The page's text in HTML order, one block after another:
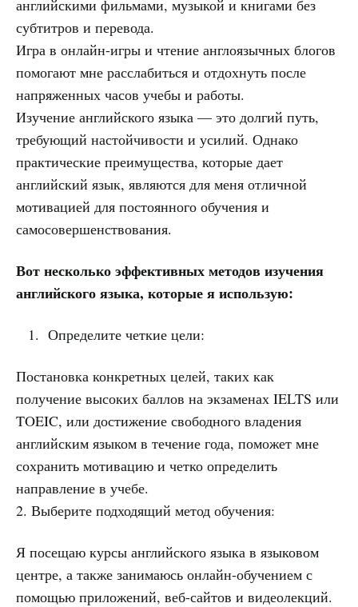
английскими фильмами, музыкой и книгами без
субтитров и перевода.
Игра в онлайн-игры и чтение англоязычных блогов
помогают мне расслабиться и отдохнуть после
напряженных часов учебы и работы.
Изучение английского языка — это долгий путь,
требующий настойчивости и усилий. Однако
практические преимущества, которые дает
английский язык, являются для меня отличной
мотивацией для постоянного обучения и
самосовершенствования.
Вот несколько эффективных методов изучения
английского языка, которые я использую:
Определите четкие цели:
Постановка конкретных целей, таких как
получение высоких баллов на экзаменах IELTS или
TOEIC, или достижение свободного владения
английским языком в течение года, поможет мне
сохранить мотивацию и четко определить
направление в учебе.
2. Выберите подходящий метод обучения:
Я посещаю курсы английского языка в языковом
центре, а также занимаюсь онлайн-обучением с
помощью приложений, веб-сайтов и видеолекций.